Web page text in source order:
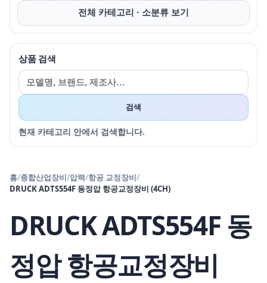
전체 카테고리 · 소분류 보기
상품 검색
검색
현재 카테고리 안에서 검색합니다.
홈/종합산업장비/압력/항공 교정장비/
DRUCK ADTS554F 동정압 항공교정장비 (4CH)
DRUCK ADTS554F 동
정압 항공교정장비